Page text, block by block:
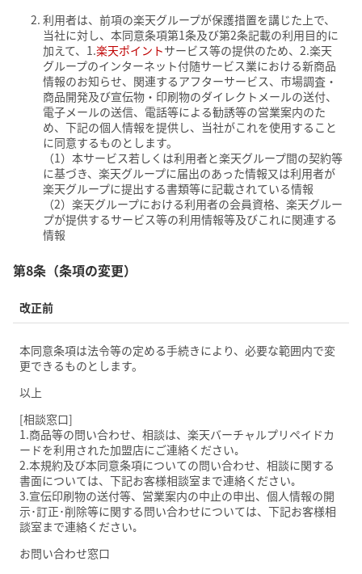
利用者は、前項の楽天グループが保護措置を講じた上で、
当社に対し、本同意条項第1条及び第2条記載の利用目的に
加えて、1.楽天ポイントサービス等の提供のため、2.楽天
グループのインターネット付随サービス業における新商品
情報のお知らせ、関連するアフターサービス、市場調査・
商品開発及び宣伝物・印刷物のダイレクトメールの送付、
電子メールの送信、電話等による勧誘等の営業案内のた
め、下記の個人情報を提供し、当社がこれを使用すること
に同意するものとします。
（1）本サービス若しくは利用者と楽天グループ間の契約等
に基づき、楽天グループに届出のあった情報又は利用者が
楽天グループに提出する書類等に記載されている情報
（2）楽天グループにおける利用者の会員資格、楽天グルー
プが提供するサービス等の利用情報等及びこれに関連する
情報
第8条（条項の変更）
改正前
本同意条項は法令等の定める手続きにより、必要な範囲内で変
更できるものとします。
以上
[相談窓口]
1.商品等の問い合わせ、相談は、楽天バーチャルプリペイドカ
ードを利用された加盟店にご連絡ください｡
2.本規約及び本同意条項についての問い合わせ、相談に関する
書面については、下記お客様相談室まで連絡ください｡
3.宣伝印刷物の送付等、営業案内の中止の申出、個人情報の開
示･訂正･削除等に関する問い合わせについては、下記お客様相
談室まで連絡ください｡
お問い合わせ窓口